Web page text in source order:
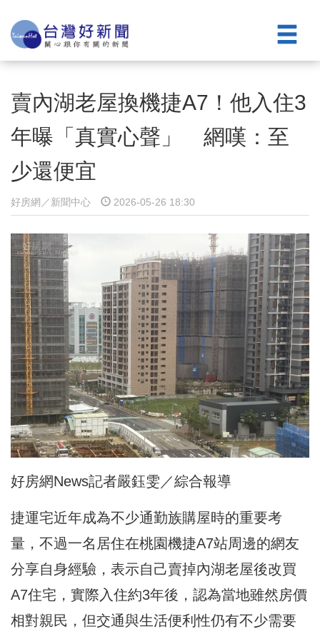
賣內湖老屋換機捷A7！他入住3
年曝「真實心聲」 網嘆：至
少還便宜
好房網／新聞中心 2026-05-26 18:30
好房網News記者嚴鈺雯／綜合報導
捷運宅近年成為不少通勤族購屋時的重要考
量，不過一名居住在桃園機捷A7站周邊的網友
分享自身經驗，表示自己賣掉內湖老屋後改買
A7住宅，實際入住約3年後，認為當地雖然房價
相對親民，但交通與生活便利性仍有不少需要